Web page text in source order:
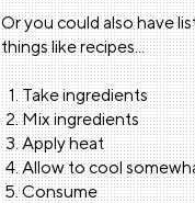
Or you could also have
things like recipes...
Take ingredients
Mix ingredients
Apply heat
Allow to cool
Consume